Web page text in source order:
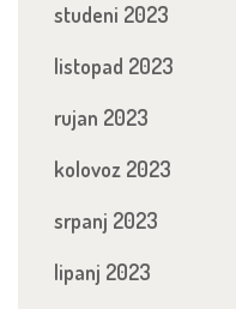
studeni 2023
listopad 2023
rujan 2023
kolovoz 2023
srpanj 2023
lipanj 2023